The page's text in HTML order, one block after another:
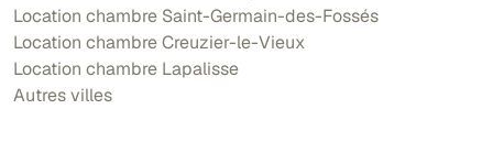
Location chambre Saint-Germain-des-Fossés
Location chambre Creuzier-le-Vieux
Location chambre Lapalisse
Autres villes